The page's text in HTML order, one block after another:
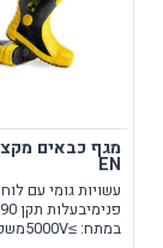
מגף כבאים
EN
עשויות גומי עם
במתח: ≥5000Vמשקל לזוג:...